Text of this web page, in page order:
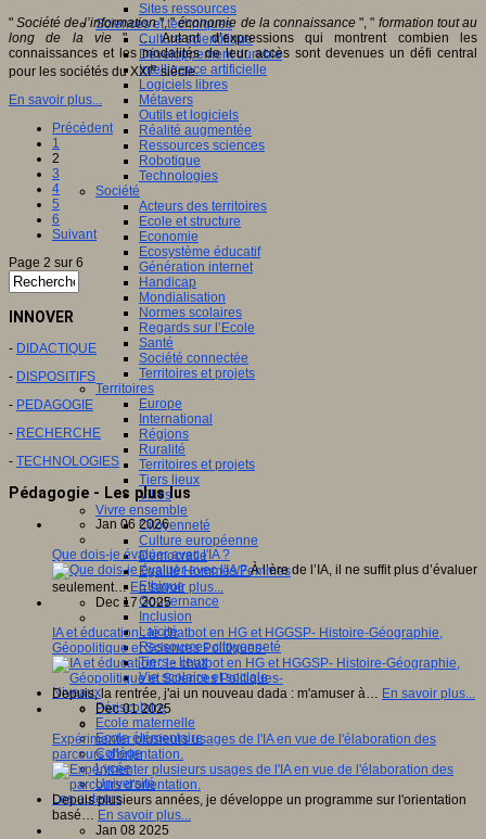
Sites ressources
Sciences et techniques
Culture scientifique
Développement durable
Intelligence artificielle
Logiciels libres
Métavers
Outils et logiciels
Réalité augmentée
Ressources sciences
Robotique
Technologies
Société
Acteurs des territoires
Ecole et structure
Economie
Ecosystème éducatif
Génération internet
Handicap
Mondialisation
Normes scolaires
Regards sur l’Ecole
Santé
Société connectée
Territoires et projets
Territoires
Europe
International
Régions
Ruralité
Territoires et projets
Tiers lieux
Villes
Vivre ensemble
Citoyenneté
Culture européenne
Démocratie
Egalité Hommes/Femmes
Ethique
Gouvernance
Inclusion
Laïcité
Ressources citoyenneté
Tiers - lieux
Vie scolaire et sociale
Niveaux
Périscolaire
Ecole maternelle
Ecole élémentaire
Collège
Lycée
Université
Les auteurs
"Société de l’information", "économie de la connaissance", " formation tout au
long de la vie " … Autant d’expressions qui montrent combien les
connaissances et les modalités de leur accès sont devenues un défi central
pour les sociétés du XXIesiècle.
En savoir plus...
Précédent
1
2
3
4
5
6
Suivant
Page 2 sur 6
INNOVER
- DIDACTIQUE
- DISPOSITIFS
- PEDAGOGIE
- RECHERCHE
- TECHNOLOGIES
Pédagogie - Les plus lus
Jan 06 2026
Que dois-je évaluer avec l'IA ?
À l’ère de l’IA, il ne suffit plus d’évaluer
seulement… En savoir plus...
Dec 17 2025
IA et éducation : le chatbot en HG et HGGSP- Histoire-Géographie,
Géopolitique et Sciences Politiques-
Depuis, la rentrée, j'ai un nouveau dada : m'amuser à… En savoir plus...
Dec 01 2025
Expérimenter plusieurs usages de l'IA en vue de l'élaboration des
parcours d'orientation.
Depuis plusieurs années, je développe un programme sur l'orientation
basé… En savoir plus...
Jan 08 2025